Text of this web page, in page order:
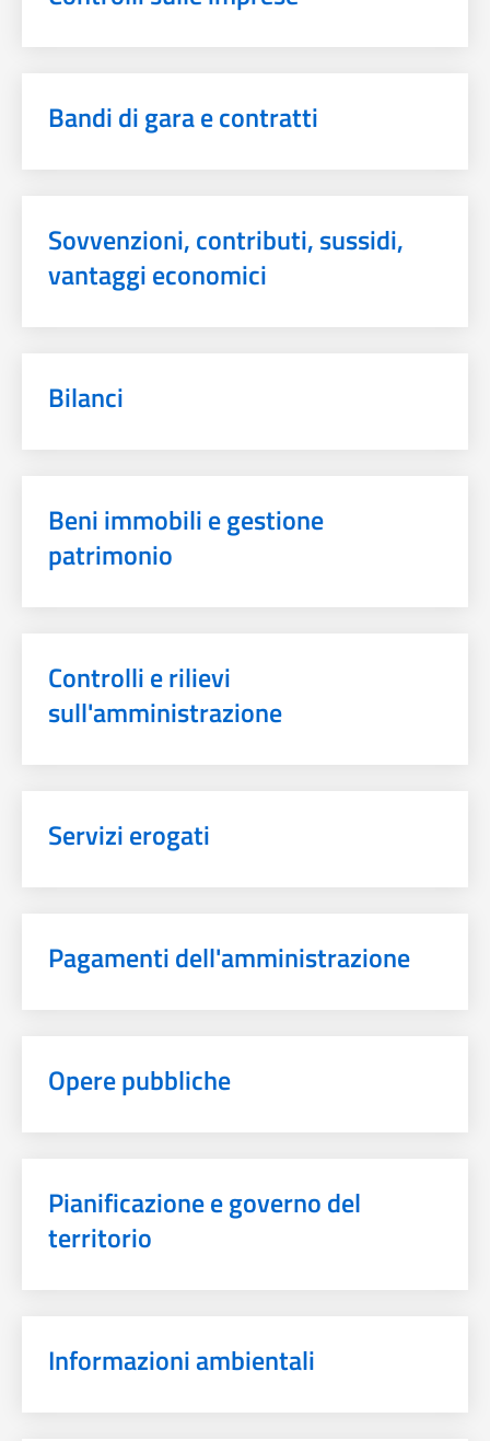
Bandi di gara e contratti
Sovvenzioni, contributi, sussidi,
vantaggi economici
Bilanci
Beni immobili e gestione
patrimonio
Controlli e rilievi
sull'amministrazione
Servizi erogati
Pagamenti dell'amministrazione
Opere pubbliche
Pianificazione e governo del
territorio
Informazioni ambientali